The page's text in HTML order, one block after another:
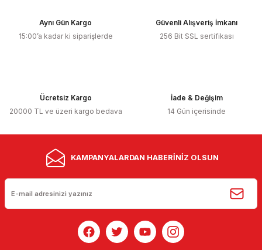
Aynı Gün Kargo
15:00’a kadar ki siparişlerde
Güvenli Alışveriş İmkanı
256 Bit SSL sertifikası
Ücretsiz Kargo
20000 TL ve üzeri kargo bedava
İade & Değişim
14 Gün içerisinde
KAMPANYALARDAN HABERİNİZ OLSUN